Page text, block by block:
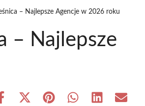
– Najlepsze Agencje w 2026 roku
– Najlepsze
Share
Share Share Share Share Share